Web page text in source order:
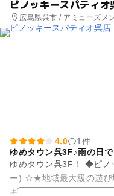
ピノッキースパティオ
広島県呉市 / アミューズメ
4.0
1件
ゆめタウン呉3F♪雨の日
ゆめタウン呉3F！ ◆ピノ
ー) ☆★地域最大級の遊び場★☆ 親子三世代で楽しめる♪ママ・
キッズも安